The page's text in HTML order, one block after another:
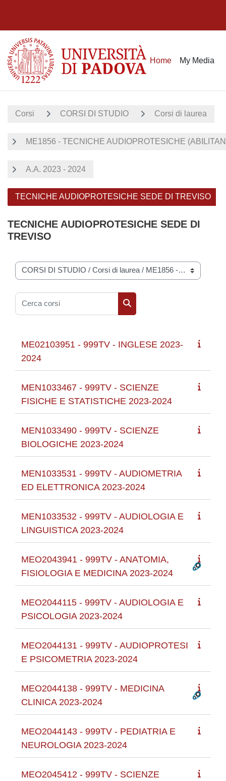
Home My Media
Corsi CORSI DI STUDIO Corsi di laurea
ME1856 - TECNICHE AUDIOPROTESICHE
A.A. 2023 - 2024
TECNICHE AUDIOPROTESICHE SEDE DI TREVISO
TECNICHE AUDIOPROTESICHE SEDE DI
TREVISO
Categorie di corso
Cerca corsi
Cerca corsi
ME02103951 - 999TV - INGLESE 2023-
2024
MEN1033467 - 999TV - SCIENZE
FISICHE E STATISTICHE 2023-2024
MEN1033490 - 999TV - SCIENZE
BIOLOGICHE 2023-2024
MEN1033531 - 999TV - AUDIOMETRIA
ED ELETTRONICA 2023-2024
MEN1033532 - 999TV - AUDIOLOGIA E
LINGUISTICA 2023-2024
MEO2043941 - 999TV - ANATOMIA,
FISIOLOGIA E MEDICINA 2023-2024
MEO2044115 - 999TV - AUDIOLOGIA E
PSICOLOGIA 2023-2024
MEO2044131 - 999TV - AUDIOPROTESI
E PSICOMETRIA 2023-2024
MEO2044138 - 999TV - MEDICINA
CLINICA 2023-2024
MEO2044143 - 999TV - PEDIATRIA E
NEUROLOGIA 2023-2024
MEO2045412 - 999TV - SCIENZE